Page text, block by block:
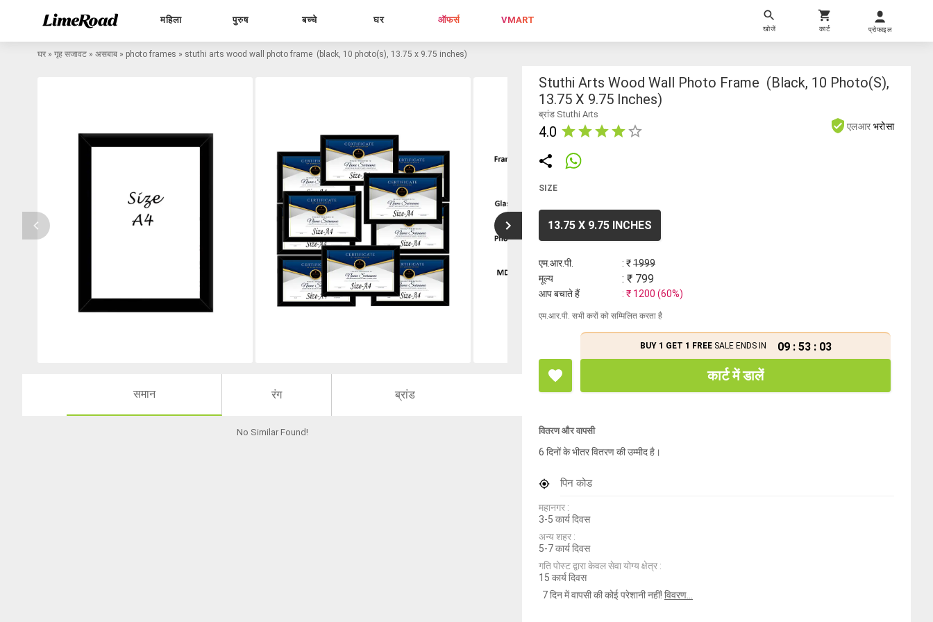
महिला पुरुष बच्चे घर ऑफर्स VMART
खोजें कार्ट प्रोफाइल
घर » गृह सजावट » असबाब » photo frames » stuthi arts wood wall photo frame (black, 10 photo(s), 13.75 x 9.75 inches)
समान रंग ब्रांड
No Similar Found!
Stuthi Arts Wood Wall Photo Frame (black, 10 Photo(s),
13.75 X 9.75 Inches)
ब्रांड Stuthi Arts
4.0 एलआर भरोसा
SIZE
13.75 X 9.75 INCHES
एम.आर.पी. : ₹1999
मूल्य
: ₹ 799
आप बचाते हैं : ₹ 1200 (60%)
एम.आर.पी. सभी करों को सम्मिलित करता है
BUY 1 GET 1 FREESALE ENDS IN 09 : 53 : 03
कार्ट में डालें
वितरण और वापसी
6 दिनों के भीतर वितरण की उम्मीद है।
पिन कोड
महानगर :
3-5 कार्य दिवस
अन्य शहर :
5-7 कार्य दिवस
गति पोस्ट द्वारा केवल सेवा योग्य क्षेत्र :
15 कार्य दिवस
7 दिन में वापसी की कोई परेशानी नहीं! विवरण...